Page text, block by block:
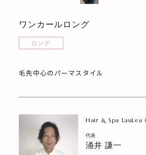
ワンカールロング
ロング
毛先中心のパーマスタイル
Hair & Spa LauLea
代表
涌井 謙一